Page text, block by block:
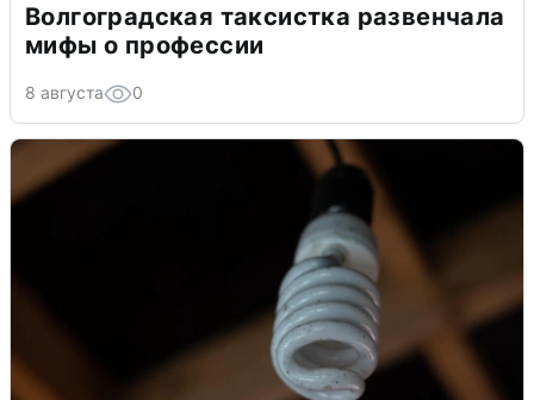
Волгоградская таксистка развенчала
мифы о профессии
8 августа 0